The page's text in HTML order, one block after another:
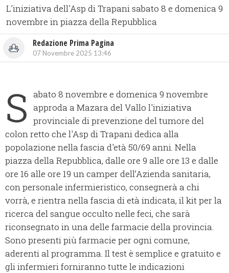
L'iniziativa dell'Asp di Trapani sabato 8 e domenica 9
novembre in piazza della Repubblica
Redazione Prima Pagina
07 Novembre 2025 13:46
S abato 8 novembre e domenica 9 novembre
approda a Mazara del Vallo l'iniziativa
provinciale di prevenzione del tumore del
colon retto che l'Asp di Trapani dedica alla
popolazione nella fascia d'età 50/69 anni. Nella
piazza della Repubblica, dalle ore 9 alle ore 13 e dalle
ore 16 alle ore 19 un camper dell’Azienda sanitaria,
con personale infermieristico, consegnerà a chi
vorrà, e rientra nella fascia di età indicata, il kit per la
ricerca del sangue occulto nelle feci, che sarà
riconsegnato in una delle farmacie della provincia.
Sono presenti più farmacie per ogni comune,
aderenti al programma. Il test è semplice e gratuito e
gli infermieri forniranno tutte le indicazioni